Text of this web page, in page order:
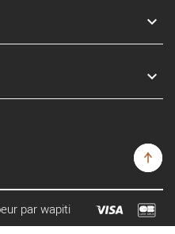
par wapiti